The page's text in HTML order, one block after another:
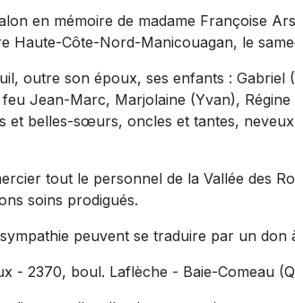
en mémoire de madame Françoise
Haute-Côte-Nord-Manicouagan, le
outre son époux, ses enfants :
Jean-Marc, Marjolaine (Yvan), Régine
et belles-sœurs, oncles et tantes,
tout le personnel de la Vallée des
soins prodigués.
peuvent se traduire par un don
- 2370, boul. Laflèche - Baie-Comeau